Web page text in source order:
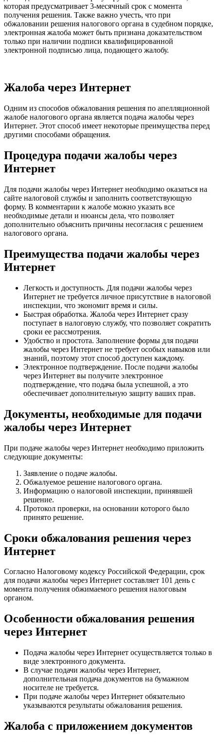
которая предусматривает 3-месячный срок с момента
получения решения. Также важно учесть, что при
обжаловании решения налогового органа в судебном порядке,
электронная жалоба может быть признана доказательством
только при наличии подписи квалифицированной
электронной подписью лица, подающего жалобу.
Жалоба через Интернет
Одним из способов обжалования решения по апелляционной
жалобе налогового органа является подача жалобы через
Интернет. Этот способ имеет некоторые преимущества перед
другими способами обращения.
Процедура подачи жалобы через
Интернет
Для подачи жалобы через Интернет необходимо оказаться на
сайте налоговой службы и заполнить соответствующую
форму. В комментарии к жалобе можно указать все
необходимые детали и нюансы дела, что позволяет
дополнительно объяснить причины несогласия с решением
налогового органа.
Преимущества подачи жалобы через
Интернет
Легкость и доступность. Для подачи жалобы через
Интернет не требуется личное присутствие в налоговой
инспекции, что экономит время и силы.
Быстрая обработка. Жалоба через Интернет сразу
поступает в налоговую службу, что позволяет сократить
сроки ее рассмотрения.
Удобство и простота. Заполнение формы для подачи
жалобы через Интернет не требует особых навыков или
знаний, поэтому этот способ доступен каждому.
Электронное подтверждение. После подачи жалобы
через Интернет вы получите электронное
подтверждение, что подача была успешной, а это
обеспечивает дополнительную защиту ваших прав.
Документы, необходимые для подачи
жалобы через Интернет
При подаче жалобы через Интернет необходимо приложить
следующие документы:
Заявление о подаче жалобы.
Обжалуемое решение налогового органа.
Информацию о налоговой инспекции, принявшей
решение.
Протокол проверки, на основании которого было
принято решение.
Сроки обжалования решения через
Интернет
Согласно Налоговому кодексу Российской Федерации, срок
для подачи жалобы через Интернет составляет 101 день с
момента получения обжимаемого решения налоговым
органом.
Особенности обжалования решения
через Интернет
Подача жалобы через Интернет осуществляется только в
виде электронного документа.
В случае подачи жалобы через Интернет,
дополнительная подача документов на бумажном
носителе не требуется.
При подаче жалобы через Интернет обязательно
указываются результаты обжалования решения.
Жалоба с приложением документов